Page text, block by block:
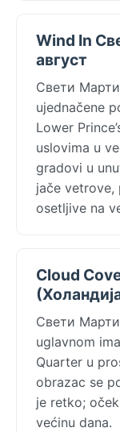
Wind In
август
Свети
ujednačene
Lower
uslovima u
gradovi u
jače vetrove,
osetljive na
Cloud
Свети
uglavnom
Quarter u
obrazac se
je retko;
većinu dana.